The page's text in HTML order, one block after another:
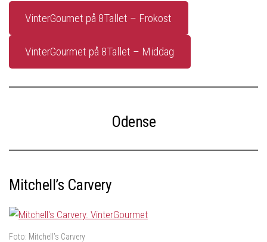
VinterGoumet på 8Tallet – Frokost
VinterGourmet på 8Tallet – Middag
Odense
Mitchell’s Carvery
Foto: Mitchell’s Carvery